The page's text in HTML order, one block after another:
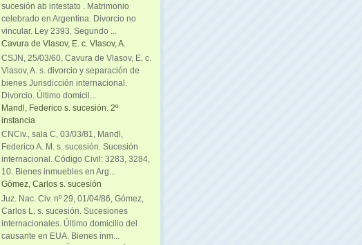
sucesión ab intestato . Matrimonio
celebrado en Argentina. Divorcio no
vincular. Ley 2393. Segundo ...
Cavura de Vlasov, E. c. Vlasov, A.
CSJN, 25/03/60, Cavura de Vlasov, E. c.
Vlasov, A. s. divorcio y separación de
bienes Jurisdicción internacional.
Divorcio. Último domicil...
Mandl, Federico s. sucesión. 2º
instancia
CNCiv., sala C, 03/03/81, Mandl,
Federico A. M. s. sucesión. Sucesión
internacional. Código Civil: 3283, 3284,
10. Bienes inmuebles en Arg...
Gómez, Carlos s. sucesión
Juz. Nac. Civ. nº 29, 01/04/86, Gómez,
Carlos L. s. sucesión. Sucesiones
internacionales. Último domicilio del
causante en EUA. Bienes inm...